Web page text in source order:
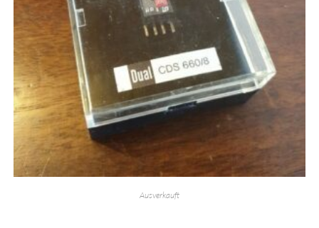
Ausverkauft